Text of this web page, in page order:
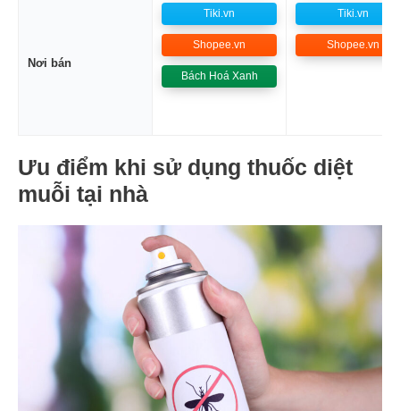
Nơi bán
Tiki.vn
Shopee.vn
Bách Hoá Xanh
Tiki.vn
Shopee.vn
Ưu điểm khi sử dụng thuốc diệt
muỗi tại nhà